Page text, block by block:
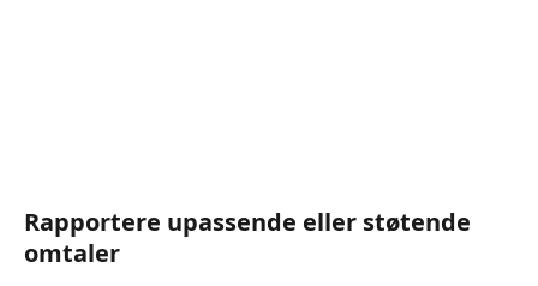
Rapportere upassende eller støtende
omtaler